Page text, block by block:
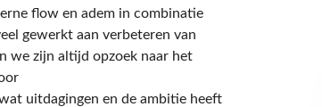
flow en adem in combinatie
gewerkt aan verbeteren van
we zijn altijd opzoek naar het
uitdagingen en de ambitie heeft